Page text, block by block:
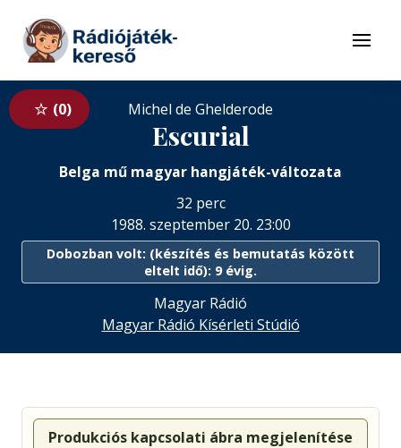
Tovább a tartalomhoz
Menü
0 Michel de Ghelderode
Escurial
Belga mű magyar hangjáték-változata
32 perc
1988. szeptember 20. 23:00
Dobozban volt: (készítés és bemutatás között
eltelt idő): 9 évig.
Magyar Rádió
Magyar Rádió Kísérleti Stúdió
Produkciós kapcsolati ábra megjelenítése